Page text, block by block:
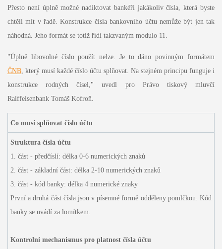
Přesto není úplně možné nadiktovat bankéři jakákoliv čísla, která byste
chtěli mít v řadě. Konstrukce čísla bankovního účtu nemůže být jen tak
náhodná. Jeho formát se totiž řídí takzvaným modulo 11.
"Úplně libovolné číslo použít nelze. Je to dáno povinným formátem
ČNB, který musí každé číslo účtu splňovat. Na stejném principu funguje i
konstrukce rodných čísel," uvedl pro Právo tiskový mluvčí
Raiffeisenbank Tomáš Kofroň.
Co musí splňovat číslo účtu
Struktura čísla účtu
1. část - předčíslí: délka 0-6 numerických znaků
2. část - základní část: délka 2-10 numerických znaků
3. část - kód banky: délka 4 numerické znaky
První a druhá část čísla jsou v písemné formě odděleny pomlčkou. Kód
banky se uvádí za lomítkem.
Kontrolní mechanismus pro platnost čísla účtu